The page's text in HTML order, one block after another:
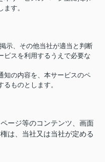
す。
示、その他当社が適当と判断
ビスを利用するうえで必要な
知の内容を、本サービスのペ
ものとします。
ージ等のコンテンツ、画面
は、当社又は当社が定める